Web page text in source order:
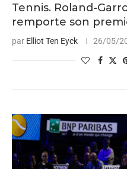
Tennis. Roland-
remporte son
par Elliot Ten Eyck 26/05/